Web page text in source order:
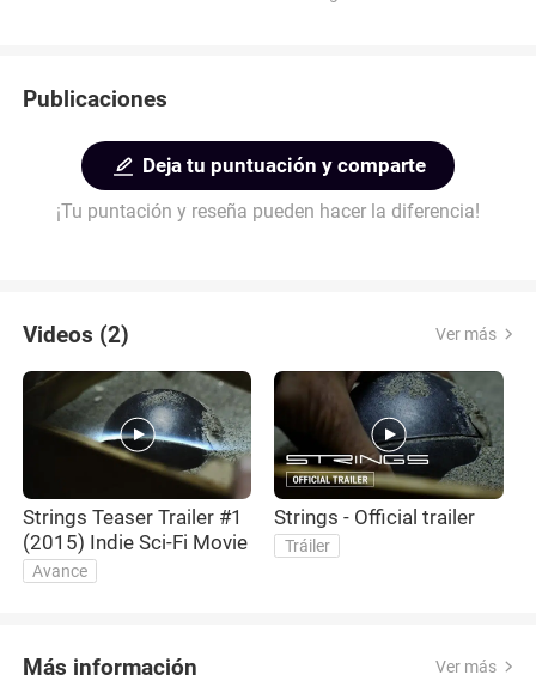
Publicaciones
Deja tu puntuación y comparte
¡Tu puntación y reseña pueden hacer la diferencia!
Videos (2) Ver más
Strings Teaser Trailer #1
(2015) Indie Sci-Fi Movie
Avance
Strings - Official trailer
Tráiler
Más información Ver más